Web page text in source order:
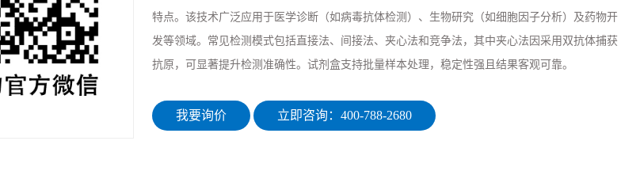
特点。该技术广泛应用于医学诊断（如病毒抗体检测）、生物研究（如细胞因子分析）及药物开
发等领域。常见检测模式包括直接法、间接法、夹心法和竞争法，其中夹心法因采用双抗体捕获
抗原，可显著提升检测准确性。试剂盒支持批量样本处理，稳定性强且结果客观可靠。
我要询价 立即咨询：400-788-2680